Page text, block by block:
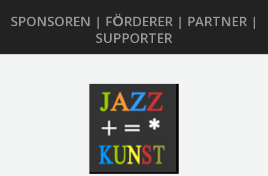
SPONSOREN | FÖRDERER | PARTNER |
SUPPORTER